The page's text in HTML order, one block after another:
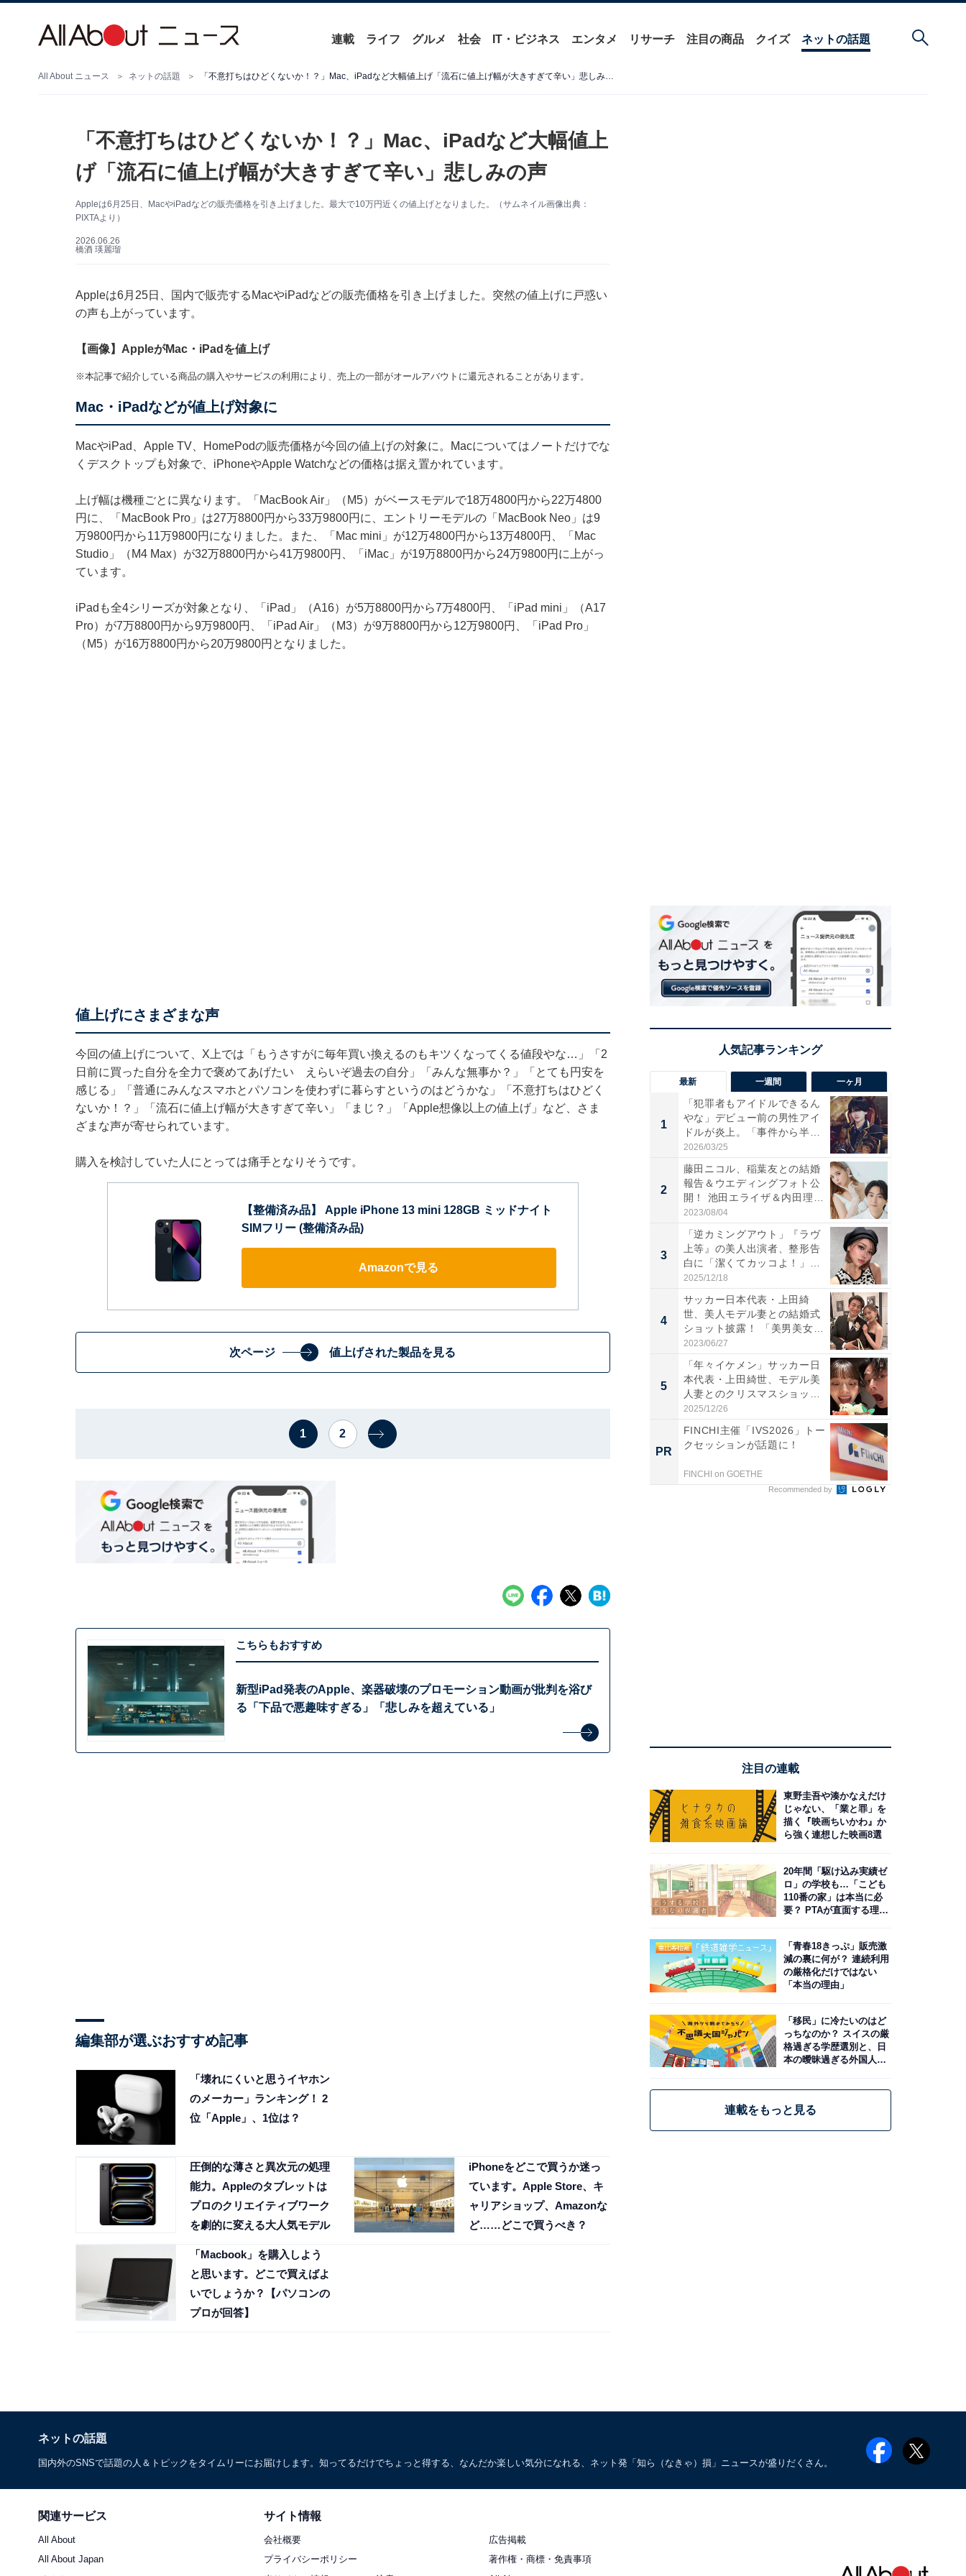
連載 ライフ グルメ 社会 IT・ビジネス エンタメ リサーチ 注目の商品 クイズ ネットの話題
All About ニュース ネットの話題 「不意打ちはひどくないか！？」Mac、iPadなど大幅値上げ「流石に値上げ幅が大きすぎて辛い」悲しみの声
「不意打ちはひどくないか！？」Mac、iPadなど大幅値上
げ「流石に値上げ幅が大きすぎて辛い」悲しみの声
Appleは6月25日、MacやiPadなどの販売価格を引き上げました。最大で10万円近くの値上げとなりました。（サムネイル画像出典：
PIXTAより）
2026.06.26
橋酒 瑛麗瑠
Appleは6月25日、国内で販売するMacやiPadなどの販売価格を引き上げました。突然の値上げに戸惑い
の声も上がっています。
【画像】AppleがMac・iPadを値上げ
※本記事で紹介している商品の購入やサービスの利用により、売上の一部がオールアバウトに還元されることがあります。
Mac・iPadなどが値上げ対象に
MacやiPad、Apple TV、HomePodの販売価格が今回の値上げの対象に。Macについてはノートだけでな
くデスクトップも対象で、iPhoneやApple Watchなどの価格は据え置かれています。
上げ幅は機種ごとに異なります。「MacBook Air」（M5）がベースモデルで18万4800円から22万4800
円に、「MacBook Pro」は27万8800円から33万9800円に、エントリーモデルの「MacBook Neo」は9
万9800円から11万9800円になりました。また、「Mac mini」が12万4800円から13万4800円、「Mac
Studio」（M4 Max）が32万8800円から41万9800円、「iMac」が19万8800円から24万9800円に上がっ
ています。
iPadも全4シリーズが対象となり、「iPad」（A16）が5万8800円から7万4800円、「iPad mini」（A17
Pro）が7万8800円から9万9800円、「iPad Air」（M3）が9万8800円から12万9800円、「iPad Pro」
（M5）が16万8800円から20万9800円となりました。
値上げにさまざまな声
今回の値上げについて、X上では「もうさすがに毎年買い換えるのもキツくなってくる値段やな…」「2
日前に買った自分を全力で褒めてあげたい えらいぞ過去の自分」「みんな無事か？」「とても円安を
感じる」「普通にみんなスマホとパソコンを使わずに暮らすというのはどうかな」「不意打ちはひどく
ないか！？」「流石に値上げ幅が大きすぎて辛い」「まじ？」「Apple想像以上の値上げ」など、さま
ざまな声が寄せられています。
購入を検討していた人にとっては痛手となりそうです。
【整備済み品】 Apple iPhone 13 mini 128GB ミッドナイト
SIMフリー (整備済み品)
Amazonで見る
次ページ 値上げされた製品を見る
1 2
こちらもおすすめ
新型iPad発表のApple、楽器破壊のプロモーション動画が批判を浴び
る「下品で悪趣味すぎる」「悲しみを超えている」
編集部が選ぶおすすめ記事
「壊れにくいと思うイヤホン
のメーカー」ランキング！ 2
位「Apple」、1位は？
圧倒的な薄さと異次元の処理
能力。Appleのタブレットは
プロのクリエイティブワーク
を劇的に変える大人気モデル
iPhoneをどこで買うか迷っ
ています。Apple Store、キ
ャリアショップ、Amazonな
ど……どこで買うべき？
「Macbook」を購入しよう
と思います。どこで買えばよ
いでしょうか？【パソコンの
プロが回答】
最新 一週間 一ヶ月
1
「犯罪者もアイドルできるん
やな」デビュー前の男性アイ
ドルが炎上。「事件から半年
も...
2026/03/25
2
藤田ニコル、稲葉友との結婚
報告＆ウエディングフォト公
開！ 池田エライザ＆内田理
央...
2023/08/04
3
「逆カミングアウト」『ラヴ
上等』の美人出演者、整形告
白に「潔くてカッコよ！」
「好...
2025/12/18
4
サッカー日本代表・上田綺
世、美人モデル妻との結婚式
ショット披露！ 「美男美女」
「...
2023/06/27
5
「年々イケメン」サッカー日
本代表・上田綺世、モデル美
人妻とのクリスマスショット
に...
2025/12/26
PR
FINCHI主催「IVS2026」トー
クセッションが話題に！
FINCHI on GOETHE
Recommended by
注目の連載
東野圭吾や湊かなえだけ
じゃない、「業と罪」を
描く『映画ちいかわ』か
ら強く連想した映画8選
20年間「駆け込み実績ゼ
ロ」の学校も…「こども
110番の家」は本当に必
要？ PTAが直面する理想
「青春18きっぷ」販売激
減の裏に何が？ 連続利用
の厳格化だけではない
「本当の理由」
「移民」に冷たいのはど
っちなのか？ スイスの厳
格過ぎる学歴選別と、日
本の曖昧過ぎる外国人政
連載をもっと見る
ネットの話題
国内外のSNSで話題の人＆トピックをタイムリーにお届けします。知ってるだけでちょっと得する、なんだか楽しい気分になれる、ネット発「知ら（なきゃ）損」ニュースが盛りだくさん。
関連サービス
All About
All About Japan
サイト情報
会社概要
広告掲載
プライバシーポリシー
著作権・商標・免責事項